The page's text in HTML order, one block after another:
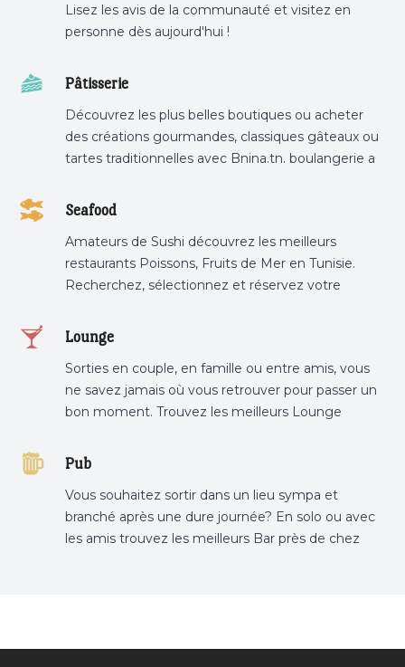
Lisez les avis de la communauté et visitez en
personne dès aujourd'hui !
Pâtisserie
Découvrez les plus belles boutiques ou acheter
des créations gourmandes, classiques gâteaux ou
tartes traditionnelles avec Bnina.tn. boulangerie a
tunis, pâtisserie sousse .
Seafood
Amateurs de Sushi découvrez les meilleurs
restaurants Poissons, Fruits de Mer en Tunisie.
Recherchez, sélectionnez et réservez votre
Lounge
Sorties en couple, en famille ou entre amis, vous
ne savez jamais où vous retrouver pour passer un
bon moment. Trouvez les meilleurs Lounge
Pub
Vous souhaitez sortir dans un lieu sympa et
branché après une dure journée? En solo ou avec
les amis trouvez les meilleurs Bar près de chez